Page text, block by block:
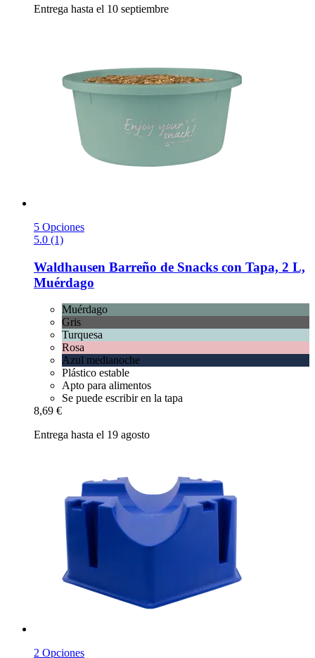
Entrega hasta el 10 septiembre
5 Opciones
5.0 (1)
Waldhausen Barreño de Snacks con Tapa, 2 L,
Muérdago
Muérdago
Gris
Turquesa
Rosa
Azul medianoche
Plástico estable
Apto para alimentos
Se puede escribir en la tapa
8,69 €
Entrega hasta el 19 agosto
2 Opciones